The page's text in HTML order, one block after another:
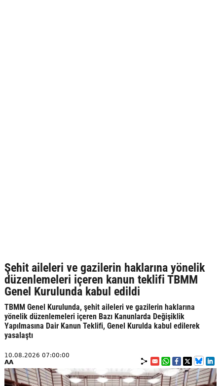
Şehit aileleri ve gazilerin haklarına yönelik
düzenlemeleri içeren kanun teklifi TBMM
Genel Kurulunda kabul edildi
TBMM Genel Kurulunda, şehit aileleri ve gazilerin haklarına
yönelik düzenlemeleri içeren Bazı Kanunlarda Değişiklik
Yapılmasına Dair Kanun Teklifi, Genel Kurulda kabul edilerek
yasalaştı
10.08.2026 07:00:00
AA